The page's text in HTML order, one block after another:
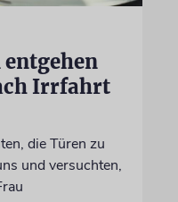
Irrfahrt
die Türen zu
und versuchten,